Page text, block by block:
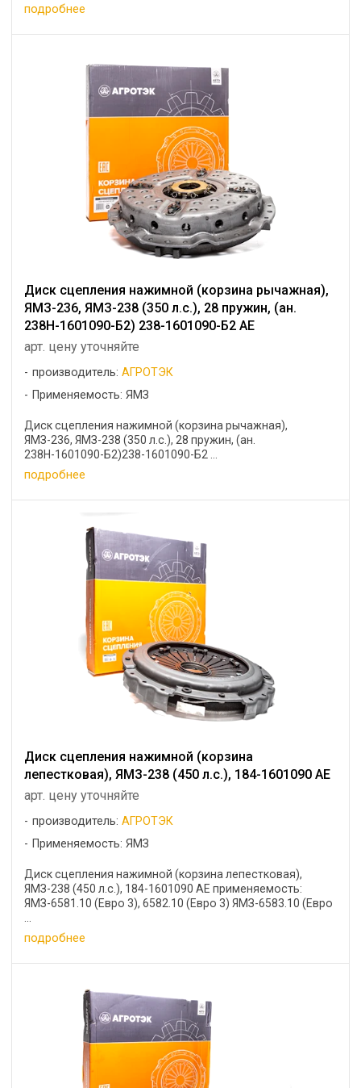
подробнее
Диск сцепления нажимной (корзина рычажная),
ЯМЗ-236, ЯМЗ-238 (350 л.с.), 28 пружин, (ан.
238Н-1601090-Б2) 238-1601090-Б2 АЕ
арт. цену уточняйте
производитель:АГРОТЭК
Применяемость: ЯМЗ
Диск сцепления нажимной (корзина рычажная),
ЯМЗ-236, ЯМЗ-238 (350 л.с.), 28 пружин, (ан.
238Н-1601090-Б2)238-1601090-Б2 ...
подробнее
Диск сцепления нажимной (корзина
лепестковая), ЯМЗ-238 (450 л.с.), 184-1601090 АЕ
арт. цену уточняйте
производитель:АГРОТЭК
Применяемость: ЯМЗ
Диск сцепления нажимной (корзина лепестковая),
ЯМЗ-238 (450 л.с.), 184-1601090 АЕ применяемость:
ЯМЗ-6581.10 (Евро 3), 6582.10 (Евро 3) ЯМЗ-6583.10 (Евро
подробнее